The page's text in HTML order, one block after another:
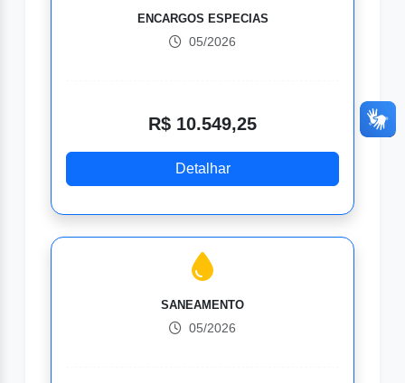
ENCARGOS ESPECIAS
05/2026
R$ 10.549,25
Detalhar
SANEAMENTO
05/2026